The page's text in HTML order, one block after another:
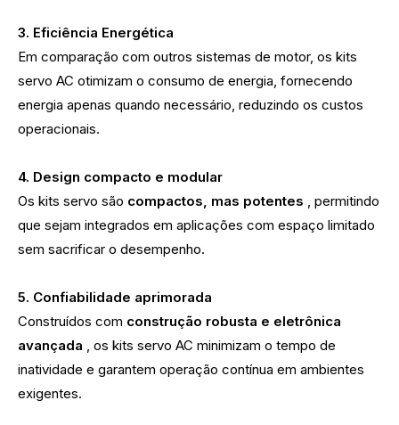
3. Eficiência Energética
Em comparação com outros sistemas de motor, os kits
servo AC otimizam o consumo de energia, fornecendo
energia apenas quando necessário, reduzindo os custos
operacionais.
4. Design compacto e modular
Os kits servo são compactos, mas potentes , permitindo
que sejam integrados em aplicações com espaço limitado
sem sacrificar o desempenho.
5. Confiabilidade aprimorada
Construídos com construção robusta e eletrônica
avançada , os kits servo AC minimizam o tempo de
inatividade e garantem operação contínua em ambientes
exigentes.